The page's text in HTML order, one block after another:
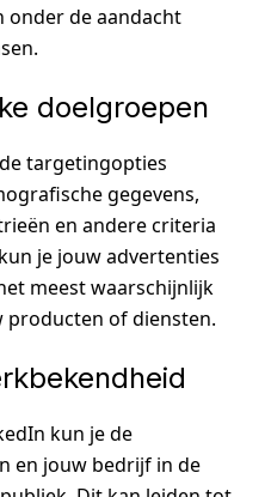
onder de aandacht
doelgroepen
targetingopties
gegevens,
en andere criteria
je jouw advertenties
meest waarschijnlijk
producten of diensten.
kun je de
en jouw bedrijf in de